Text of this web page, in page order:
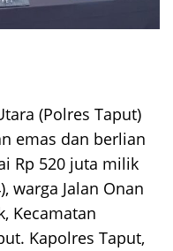
(Polres Taput)
emas dan berlian
Rp 520 juta milik
warga Jalan Onan
Kecamatan
Kapolres Taput,